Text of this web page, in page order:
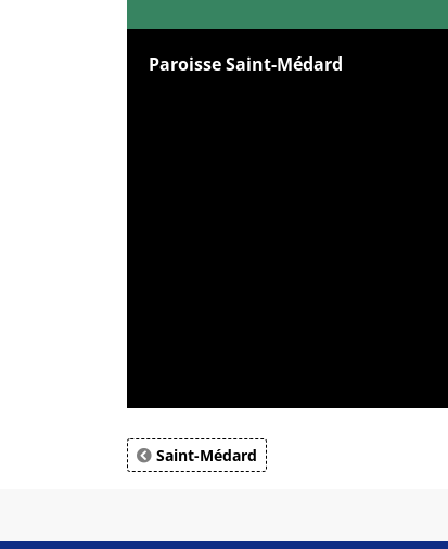
Paroisse Saint-Médard
Saint-Médard